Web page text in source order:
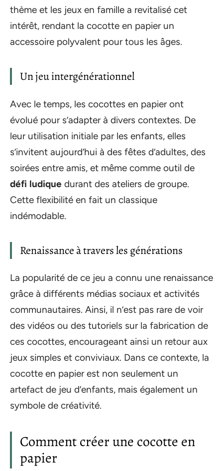
thème et les jeux en famille a revitalisé cet
intérêt, rendant la cocotte en papier un
accessoire polyvalent pour tous les âges.
Un jeu intergénérationnel
Avec le temps, les cocottes en papier ont
évolué pour s’adapter à divers contextes. De
leur utilisation initiale par les enfants, elles
s’invitent aujourd’hui à des fêtes d’adultes, des
soirées entre amis, et même comme outil de
défi ludique durant des ateliers de groupe.
Cette flexibilité en fait un classique
indémodable.
Renaissance à travers les générations
La popularité de ce jeu a connu une renaissance
grâce à différents médias sociaux et activités
communautaires. Ainsi, il n’est pas rare de voir
des vidéos ou des tutoriels sur la fabrication de
ces cocottes, encourageant ainsi un retour aux
jeux simples et conviviaux. Dans ce contexte, la
cocotte en papier est non seulement un
artefact de jeu d’enfants, mais également un
symbole de créativité.
Comment créer une cocotte en
papier